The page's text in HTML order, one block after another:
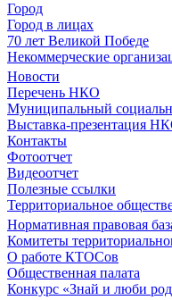
Город
Город в лицах
70 лет Великой Победе
Некоммерческие
Новости
Перечень НКО
Муниципальный
Выставка-презентация
Контакты
Фотоотчет
Видеоотчет
Полезные ссылки
Территориальное
Нормативная правовая
Комитеты
О работе КТОСов
Общественная палата
Конкурс «Знай и люби